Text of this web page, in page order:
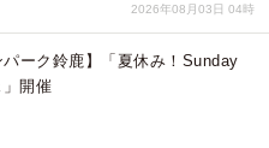
2026年08月03日 04時
パーク鈴鹿】「夏休み！Sunday
開催